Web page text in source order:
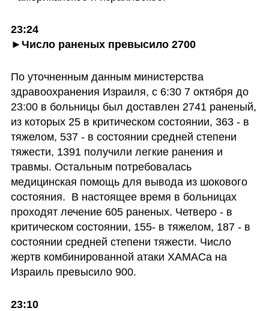
23:24
►Число раненых превысило 2700
По уточненным данным министерства
здравоохранения Израиля, с 6:30 7 октября до
23:00 в больницы был доставлен 2741 раненый,
из которых 25 в критическом состоянии, 363 - в
тяжелом, 537 - в состоянии средней степени
тяжести, 1391 получили легкие ранения и
травмы. Остальным потребовалась
медицинская помощь для вывода из шокового
состояния.  В настоящее время в больницах
проходят лечение 605 раненых. Четверо - в
критическом состоянии, 155- в тяжелом, 187 - в
состоянии средней степени тяжести. Число
жертв комбинированной атаки ХАМАСа на
Израиль превысило 900.
23:10